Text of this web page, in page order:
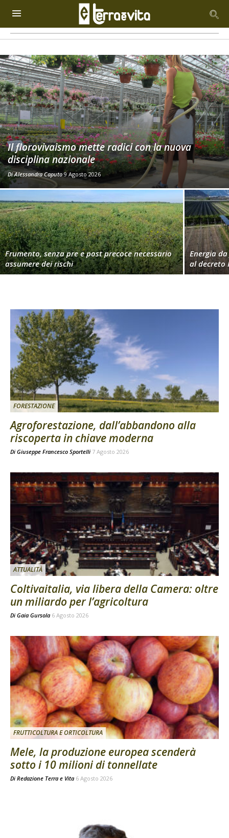
Il florovivaismo mette radici con la nuova
disciplina nazionale
DiAlessandra Caputo 9 Agosto 2026
Frumento, senza pre e post precoce necessario
assumere dei rischi
Energia
al decreto
FORESTAZIONE
Agroforestazione, dall’abbandono alla
riscoperta in chiave moderna
Di Giuseppe Francesco Sportelli 7 Agosto 2026
ATTUALITÀ
Coltivaitalia, via libera della Camera: oltre
un miliardo per l’agricoltura
Di Gaia Gursola 6 Agosto 2026
FRUTTICOLTURA E ORTICOLTURA
Mele, la produzione europea scenderà
sotto i 10 milioni di tonnellate
Di Redazione Terra e Vita 6 Agosto 2026